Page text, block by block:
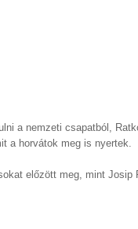
a nemzeti csapatból,
a horvátok meg is nyertek.
előzött meg, mint